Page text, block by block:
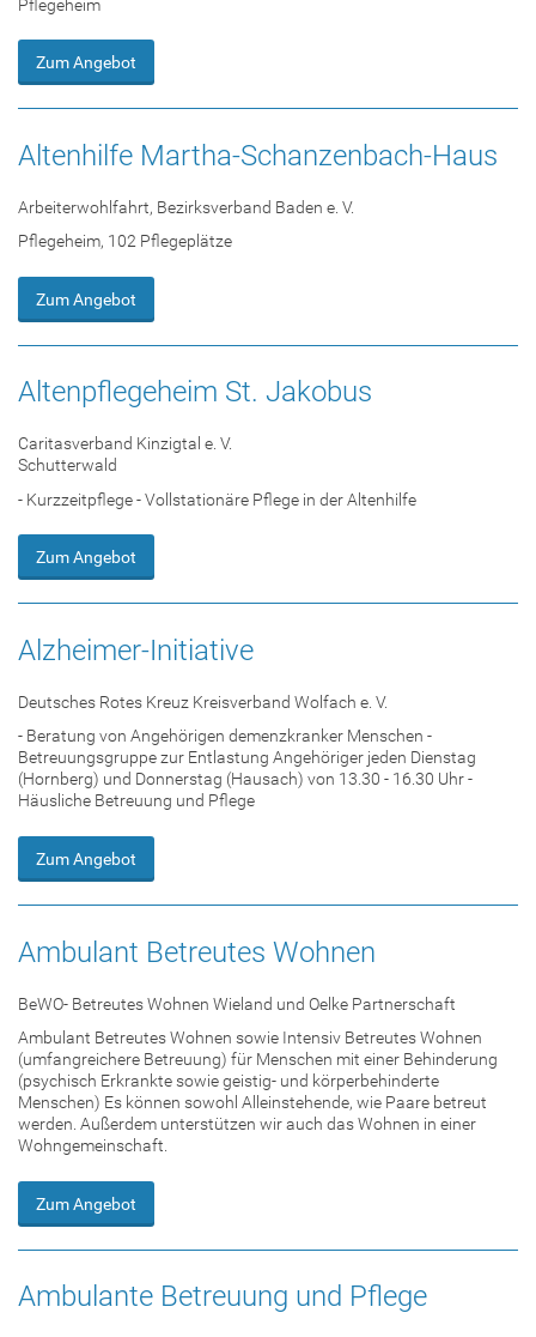
Pflegeheim
Zum Angebot
Altenhilfe Martha-Schanzenbach-Haus
Arbeiterwohlfahrt, Bezirksverband Baden e. V.
Pflegeheim, 102 Pflegeplätze
Zum Angebot
Altenpflegeheim St. Jakobus
Caritasverband Kinzigtal e. V.
Schutterwald
- Kurzzeitpflege - Vollstationäre Pflege in der Altenhilfe
Zum Angebot
Alzheimer-Initiative
Deutsches Rotes Kreuz Kreisverband Wolfach e. V.
- Beratung von Angehörigen demenzkranker Menschen -
Betreuungsgruppe zur Entlastung Angehöriger jeden Dienstag
(Hornberg) und Donnerstag (Hausach) von 13.30 - 16.30 Uhr -
Häusliche Betreuung und Pflege
Zum Angebot
Ambulant Betreutes Wohnen
BeWO- Betreutes Wohnen Wieland und Oelke Partnerschaft
Ambulant Betreutes Wohnen sowie Intensiv Betreutes Wohnen
(umfangreichere Betreuung) für Menschen mit einer Behinderung
(psychisch Erkrankte sowie geistig- und körperbehinderte
Menschen) Es können sowohl Alleinstehende, wie Paare betreut
werden. Außerdem unterstützen wir auch das Wohnen in einer
Wohngemeinschaft.
Zum Angebot
Ambulante Betreuung und Pflege